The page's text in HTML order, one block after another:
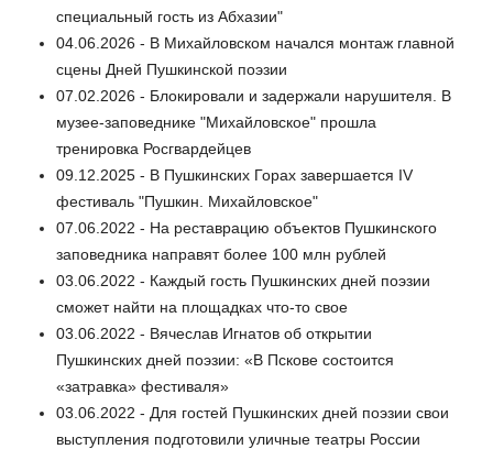
специальный гость из Абхазии"
04.06.2026 - В Михайловском начался монтаж главной
сцены Дней Пушкинской поэзии
07.02.2026 - Блокировали и задержали нарушителя. В
музее-заповеднике "Михайловское" прошла
тренировка Росгвардейцев
09.12.2025 - В Пушкинских Горах завершается IV
фестиваль "Пушкин. Михайловское"
07.06.2022 - На реставрацию объектов Пушкинского
заповедника направят более 100 млн рублей
03.06.2022 - Каждый гость Пушкинских дней поэзии
сможет найти на площадках что-то свое
03.06.2022 - Вячеслав Игнатов об открытии
Пушкинских дней поэзии: «В Пскове состоится
«затравка» фестиваля»
03.06.2022 - Для гостей Пушкинских дней поэзии свои
выступления подготовили уличные театры России